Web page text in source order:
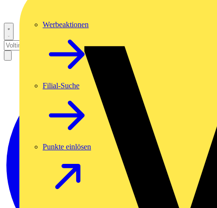
Werbeaktionen
Filial-Suche
Punkte einlösen